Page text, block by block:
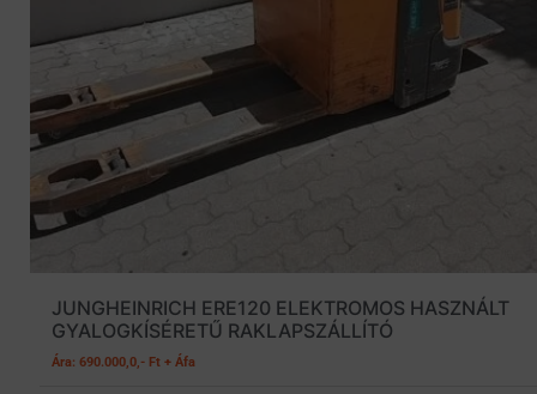
JUNGHEINRICH ERE120 ELEKTROMOS HASZNÁLT
GYALOGKÍSÉRETŰ RAKLAPSZÁLLÍTÓ
Ára: 690.000,0,- Ft + Áfa